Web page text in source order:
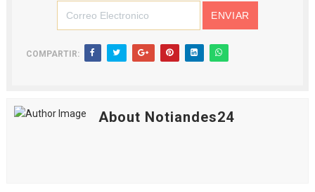
COMPARTIR:
About Notiandes24